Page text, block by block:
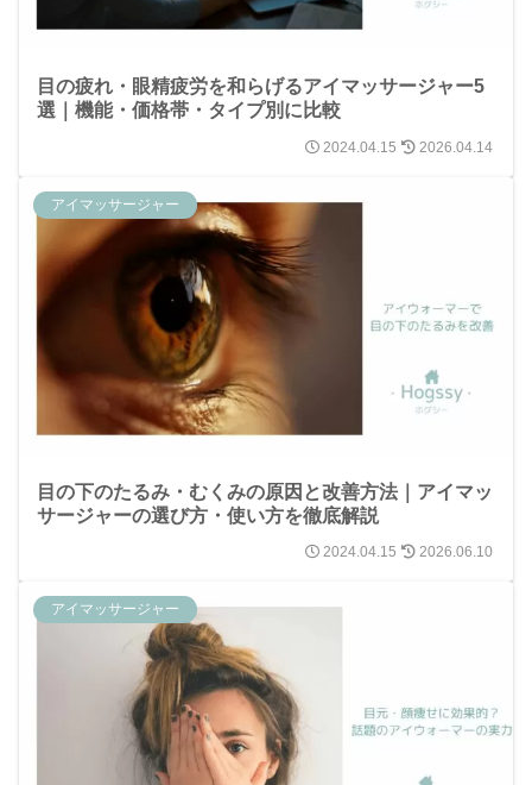
目の疲れ・眼精疲労を和らげるアイマッサージャー5
選｜機能・価格帯・タイプ別に比較
2024.04.15 2026.04.14
アイマッサージャー
目の下のたるみ・むくみの原因と改善方法｜アイマッ
サージャーの選び方・使い方を徹底解説
2024.04.15 2026.06.10
アイマッサージャー